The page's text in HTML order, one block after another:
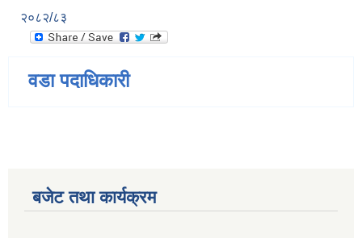
२०८२/८३
वडा पदाधिकारी
बजेट तथा कार्यक्रम